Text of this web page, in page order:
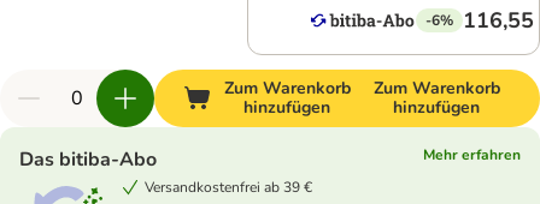
-6% 116,55
Zum Warenkorb
hinzufügen
Zum Warenkorb
hinzufügen
Das bitiba-Abo
Mehr erfahren
Versandkostenfrei ab 39 €